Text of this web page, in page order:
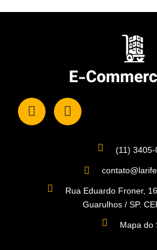
(11) 3405-
Rua Eduardo Froner,
Guarulhos / SP.
Mapa do